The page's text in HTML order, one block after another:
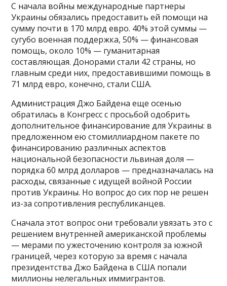
С начала войны международные партнеры
Украины обязались предоставить ей помощи на
сумму почти в 170 млрд евро. 40% этой суммы —
сугубо военная поддержка, 50% — финансовая
помощь, около 10% — гуманитарная
составляющая. Донорами стали 42 страны, но
главным среди них, предоставившими помощь в
71 млрд евро, конечно, стали США.
Администрация Джо Байдена еще осенью
обратилась в Конгресс с просьбой одобрить
дополнительное финансирование для Украины: в
предложенном ею стомиллиардном пакете по
финансированию различных аспектов
национальной безопасности львиная доля —
порядка 60 млрд долларов — предназначалась на
расходы, связанные с идущей войной России
против Украины. Но вопрос до сих пор не решен
из-за сопротивления республиканцев.
Сначала этот вопрос они требовали увязать это с
решением внутренней американской проблемы
— мерами по ужесточению контроля за южной
границей, через которую за время с начала
президентства Джо Байдена в США попали
миллионы нелегальных иммигрантов.